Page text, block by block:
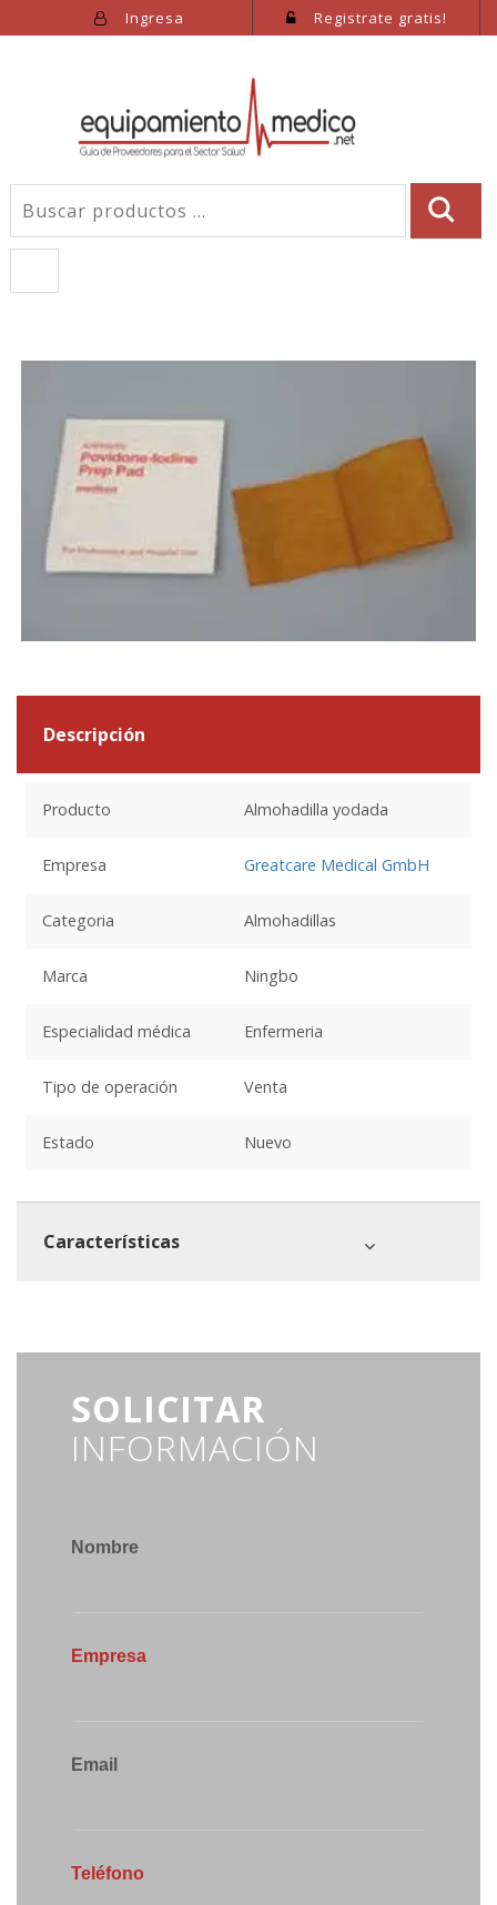
Registrate gratis!
Ingresa
navigation
Descripción
Producto Almohadilla yodada
Empresa Greatcare Medical GmbH
Categoria Almohadillas
Marca Ningbo
Especialidad médica Enfermeria
Tipo de operación Venta
Estado Nuevo
Características
SOLICITAR
INFORMACIÓN
Nombre
Empresa
Email
Teléfono